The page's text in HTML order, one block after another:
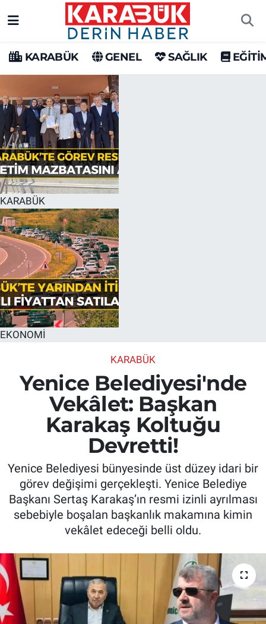
KARABÜK GENEL SAĞLIK
KARABÜK
EKONOMİ
KARABÜK
Yenice Belediyesi'nde
Vekâlet: Başkan
Karakaş Koltuğu
Devretti!
Yenice Belediyesi bünyesinde üst düzey idari bir
görev değişimi gerçekleşti. Yenice Belediye
Başkanı Sertaş Karakaş’ın resmi izinli ayrılması
sebebiyle boşalan başkanlık makamına kimin
vekâlet edeceği belli oldu.
Karabük Hava Durumu
Karabük Trafik Yoğunluk Haritası
Süper Lig Puan Durumu ve Fikstür
Tüm Manşetler
Son Dakika Haberleri
Haber Arşivi